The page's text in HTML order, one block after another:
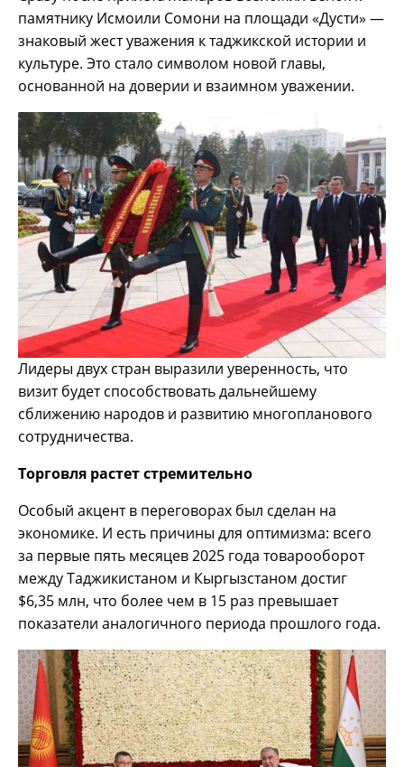
памятнику Исмоили Сомони на площади «Дусти» —
знаковый жест уважения к таджикской истории и
культуре. Это стало символом новой главы,
основанной на доверии и взаимном уважении.
Лидеры двух стран выразили уверенность, что
визит будет способствовать дальнейшему
сближению народов и развитию многопланового
сотрудничества.
Торговля растет стремительно
Особый акцент в переговорах был сделан на
экономике. И есть причины для оптимизма: всего
за первые пять месяцев 2025 года товарооборот
между Таджикистаном и Кыргызстаном достиг
$6,35 млн, что более чем в 15 раз превышает
показатели аналогичного периода прошлого года.